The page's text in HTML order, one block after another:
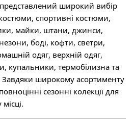
представлений широкий вибір
спортивні костюми,
майки, штани, джинси,
боді, кофти, светри,
одяг, верхній одяг,
купальники, термобілизна та
Завдяки широкому асортименту
сезонні колекції для